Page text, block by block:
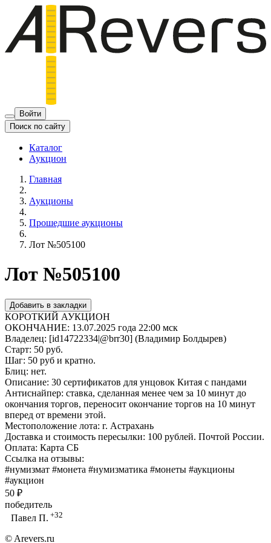
Войти
Поиск по сайту
Каталог
Аукцион
Главная
Аукционы
Прошедшие аукционы
Лот №505100
Лот №505100
Добавить в закладки
КОРОТКИЙ АУКЦИОН
ОКОНЧАНИЕ: 13.07.2025 года 22:00 мск
Владелец: [id14722334|@brr30] (Владимир Болдырев)
Старт: 50 руб.
Шаг: 50 руб и кратно.
Блиц: нет.
Описание: 30 сертификатов для унцовок Китая с пандами
Антиснайпер: ставка, сделанная менее чем за 10 минут до
окончания торгов, переносит окончание торгов на 10 минут
вперед от времени этой.
Местоположение лота: г. Астрахань
Доставка и стоимость пересылки: 100 рублей. Почтой России.
Оплата: Карта СБ
Ссылка на отзывы:
#нумизмат #монета #нумизматика #монеты #аукционы
#аукцион
50 ₽
победитель
Павел П. +32
© Arevers.ru